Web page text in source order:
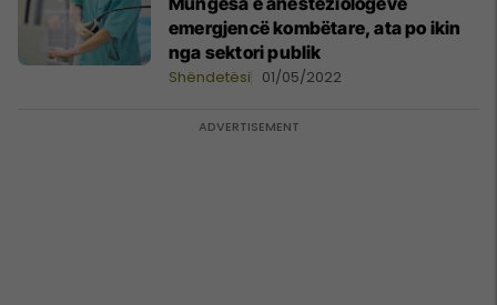
emergjencë kombëtare, ata po ikin
nga sektori publik
Shëndetësi 01/05/2022